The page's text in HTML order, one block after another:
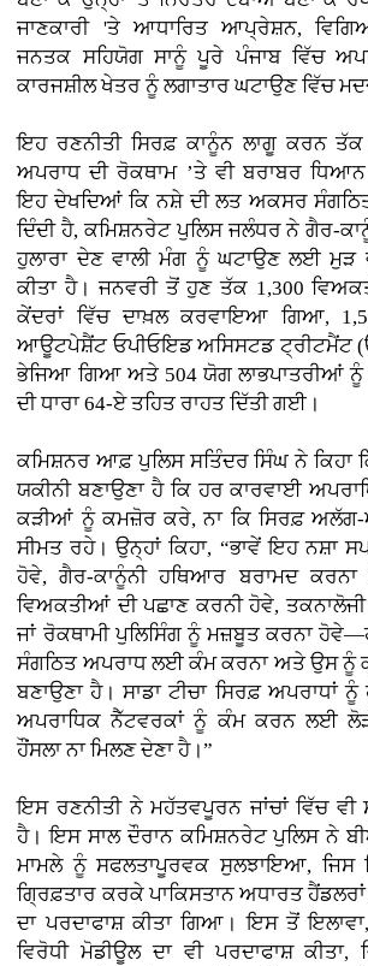
ਜਾਣਕਾਰੀ 'ਤੇ ਆਧਾਰਿਤ ਆਪ੍ਰੇਸ਼ਨ,
ਜਨਤਕ ਸਹਿਯੋਗ ਸਾਨੂੰ ਪੂਰੇ ਪੰਜਾਬ ਵਿੱਚ
ਕਾਰਜਸ਼ੀਲ ਖੇਤਰ ਨੂੰ ਲਗਾਤਾਰ ਘਟਾਉਣ ਵਿੱਚ
ਇਹ ਰਣਨੀਤੀ ਸਿਰਫ਼ ਕਾਨੂੰਨ ਲਾਗੂ ਕਰਨ
ਅਪਰਾਧ ਦੀ ਰੋਕਥਾਮ ’ਤੇ ਵੀ ਬਰਾਬਰ
ਇਹ ਦੇਖਦਿਆਂ ਕਿ ਨਸ਼ੇ ਦੀ ਲਤ ਅਕਸਰ
ਦਿੰਦੀ ਹੈ, ਕਮਿਸ਼ਨਰੇਟ ਪੁਲਿਸ ਜਲੰਧਰ ਨੇ ਗੈਰ-
ਹੁਲਾਰਾ ਦੇਣ ਵਾਲੀ ਮੰਗ ਨੂੰ ਘਟਾਉਣ ਲਈ
ਕੀਤਾ ਹੈ। ਜਨਵਰੀ ਤੋਂ ਹੁਣ ਤੱਕ 1,300
ਕੇਂਦਰਾਂ ਵਿੱਚ ਦਾਖ਼ਲ ਕਰਵਾਇਆ ਗਿਆ,
ਆਊਟਪੇਸ਼ੈਂਟ ਓਪੀਓਇਡ ਅਸਿਸਟਡ ਟ੍ਰੀਟਮੈਂਟ
ਭੇਜਿਆ ਗਿਆ ਅਤੇ 504 ਯੋਗ ਲਾਭਪਾਤਰੀਆਂ
ਦੀ ਧਾਰਾ 64-ਏ ਤਹਿਤ ਰਾਹਤ ਦਿੱਤੀ ਗਈ।
ਕਮਿਸ਼ਨਰ ਆਫ਼ ਪੁਲਿਸ ਸਤਿੰਦਰ ਸਿੰਘ ਨੇ ਕਿਹਾ
ਯਕੀਨੀ ਬਣਾਉਣਾ ਹੈ ਕਿ ਹਰ ਕਾਰਵਾਈ
ਕੜੀਆਂ ਨੂੰ ਕਮਜ਼ੋਰ ਕਰੇ, ਨਾ ਕਿ ਸਿਰਫ਼
ਸੀਮਤ ਰਹੇ। ਉਨ੍ਹਾਂ ਕਿਹਾ, “ਭਾਵੇਂ ਇਹ ਨਸ਼ਾ
ਹੋਵੇ, ਗੈਰ-ਕਾਨੂੰਨੀ ਹਥਿਆਰ ਬਰਾਮਦ
ਵਿਅਕਤੀਆਂ ਦੀ ਪਛਾਣ ਕਰਨੀ ਹੋਵੇ,
ਜਾਂ ਰੋਕਥਾਮੀ ਪੁਲਿਸਿੰਗ ਨੂੰ ਮਜ਼ਬੂਤ ਕਰਨਾ
ਸੰਗਠਿਤ ਅਪਰਾਧ ਲਈ ਕੰਮ ਕਰਨਾ ਅਤੇ ਉਸ ਨੂੰ
ਬਣਾਉਣਾ ਹੈ। ਸਾਡਾ ਟੀਚਾ ਸਿਰਫ਼ ਅਪਰਾਧਾਂ
ਅਪਰਾਧਿਕ ਨੈੱਟਵਰਕਾਂ ਨੂੰ ਕੰਮ ਕਰਨ ਲਈ
ਹੌਂਸਲਾ ਨਾ ਮਿਲਣ ਦੇਣਾ ਹੈ।”
ਇਸ ਰਣਨੀਤੀ ਨੇ ਮਹੱਤਵਪੂਰਨ ਜਾਂਚਾਂ ਵਿੱਚ ਵੀ
ਹੈ। ਇਸ ਸਾਲ ਦੌਰਾਨ ਕਮਿਸ਼ਨਰੇਟ ਪੁਲਿਸ ਨੇ
ਮਾਮਲੇ ਨੂੰ ਸਫਲਤਾਪੂਰਵਕ ਸੁਲਝਾਇਆ,
ਗ੍ਰਿਫ਼ਤਾਰ ਕਰਕੇ ਪਾਕਿਸਤਾਨ ਅਧਾਰਤ
ਦਾ ਪਰਦਾਫਾਸ਼ ਕੀਤਾ ਗਿਆ। ਇਸ ਤੋਂ
ਵਿਰੋਧੀ ਮੋਡੀਊਲ ਦਾ ਵੀ ਪਰਦਾਫਾਸ਼ ਕੀਤਾ,